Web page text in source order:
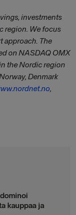
investments
region. We focus
approach. The
on NASDAQ OMX
the Nordic region
Denmark
,
kauppaa ja